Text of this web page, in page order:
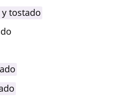
tostado